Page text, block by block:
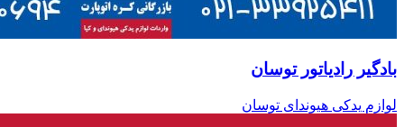
بادگیر رادیاتور توسان
لوازم یدکی هیوندای توسان